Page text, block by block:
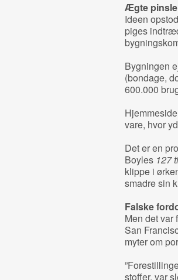
Ægte
Ideen
piges
Bygningen
(bondage,
600.000
vare, hvor
Det er en
Boyles 127
klippe i
smadre sin
Falske
Men det var
San
myter om
stoffer, var